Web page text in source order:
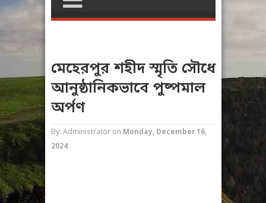
মেহেরপুর শহীদ স্মৃতি সৌধে
আনুষ্ঠানিকভাবে পুষ্পমাল
অর্পণ
By: Administrator on Monday, December 16,
2024